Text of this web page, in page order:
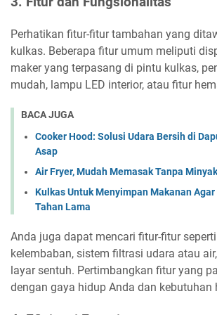
Perhatikan fitur-fitur tambahan yang
kulkas. Beberapa fitur umum meliputi
maker yang terpasang di pintu kulkas,
mudah, lampu LED interior, atau fitur
BACA JUGA
Cooker Hood: Solusi Udara Bersih di
Asap
Air Fryer, Mudah Memasak Tanpa Minyak
Kulkas Untuk Menyimpan Makanan
Tahan Lama
Anda juga dapat mencari fitur-fitur
kelembaban, sistem filtrasi udara atau
layar sentuh. Pertimbangkan fitur yang
dengan gaya hidup Anda dan kebutuhan